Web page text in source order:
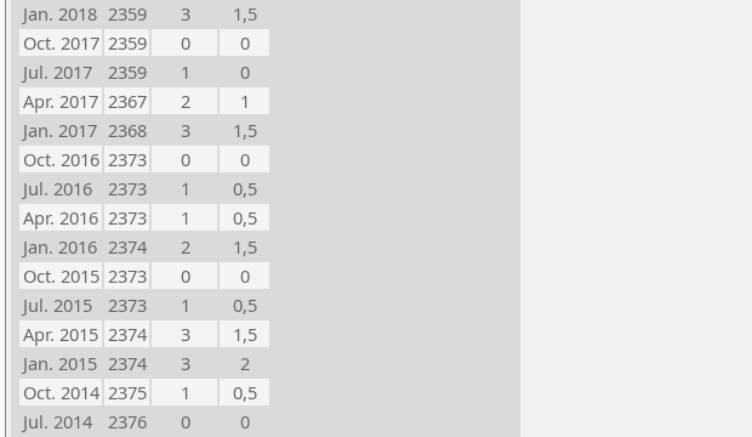
Jan. 2018 2359 3
1,5
Oct. 2017 2359 0
0
Jul. 2017
2359 1
0
Apr. 2017 2367 2
1
Jan. 2017 2368 3
1,5
Oct. 2016 2373 0
0
Jul. 2016
2373 1
0,5
Apr. 2016 2373 1
0,5
Jan. 2016 2374 2
1,5
Oct. 2015 2373 0
0
Jul. 2015
2373 1
0,5
Apr. 2015 2374 3
1,5
Jan. 2015 2374 3
2
Oct. 2014 2375 1
0,5
Jul. 2014
2376 0
0